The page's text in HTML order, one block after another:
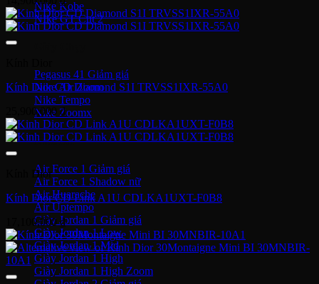
Nike Kobe
NIke GT Cut 2
Pegasus 41
Nike Air Zoom
Nike Tempo
Nike Zoomx
Nike Air
Air Force 1
Air Force 1 Shadow nữ
Air Huarache
Air Uptempo
Giày Jordan 1
Giày Jordan 1 Low
Giày Jordan 1 Mid
Giày Jordan 1 High
Giày Jordan 1 High Zoom
Kính Dior CD Diamond S1I TRVSS1IXR-55A0
25,900,000 ₫
Kính Dior
Kính Dior CD Link A1U CDLKA1UXT-F0B8
17,100,000₫